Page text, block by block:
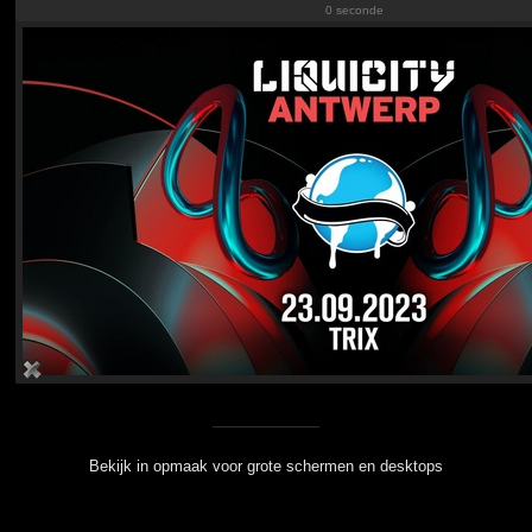
0 seconde
Bekijk in opmaak voor grote schermen en desktops